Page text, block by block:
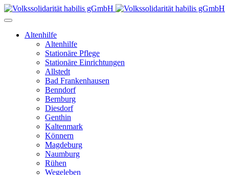
Altenhilfe
Altenhilfe
Stationäre Pflege
Stationäre Einrichtungen
Allstedt
Bad Frankenhausen
Benndorf
Bernburg
Diesdorf
Genthin
Kaltenmark
Könnern
Magdeburg
Naumburg
Rühen
Wegeleben